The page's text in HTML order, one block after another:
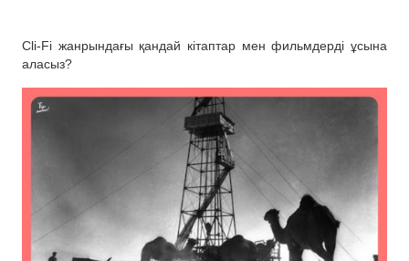
Cli-Fi жанрындағы қандай кітаптар мен фильмдерді ұсына
аласыз?